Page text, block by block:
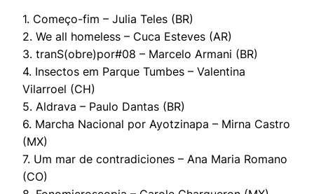
1. Começo-fim – Julia Teles (BR)
2. We all homeless – Cuca Esteves (AR)
3. tranS(obre)por#08 – Marcelo Armani (BR)
4. Insectos em Parque Tumbes – Valentina
Vilarroel (CH)
5. Aldrava – Paulo Dantas (BR)
6. Marcha Nacional por Ayotzinapa – Mirna Castro
(MX)
7. Um mar de contradiciones – Ana Maria Romano
(CO)